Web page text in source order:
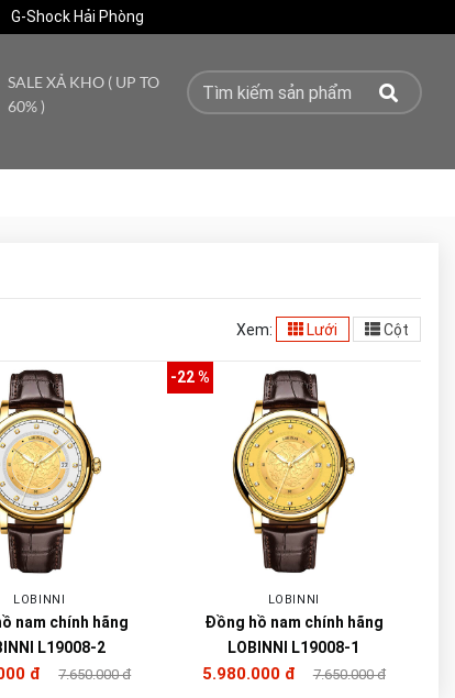
G-Shock Hải Phòng
SALE XẢ KHO ( UP TO
60% )
Xem: Lưới Cột
LOBINNI
nam chính hãng
L19008-2
đ 7.650.000 đ
-22 %
LOBINNI
Đồng hồ nam chính hãng
LOBINNI L19008-1
5.980.000 đ 7.650.000 đ